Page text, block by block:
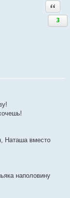
3
Наташа вместо
наполовину